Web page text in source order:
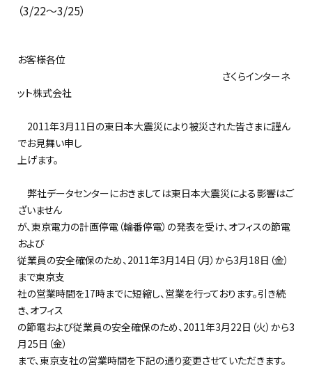
（3/22〜3/25）
お客様各位
さくらインターネ
ット株式会社
2011年3月11日の東日本大震災により被災された皆さまに謹ん
でお見舞い申し
上げます。
弊社データセンターにおきましては東日本大震災による影響はご
ざいません
が、東京電力の計画停電（輪番停電）の発表を受け、オフィスの節電
および
従業員の安全確保のため、2011年3月14日（月）から3月18日（金）
まで東京支
社の営業時間を17時までに短縮し、営業を行っております。引き続
き、オフィス
の節電および従業員の安全確保のため、2011年3月22日（火）から3
月25日（金）
まで、東京支社の営業時間を下記の通り変更させていただきます。